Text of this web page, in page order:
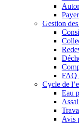
Gestion
FAQ
Cycle de
Eau
Avis